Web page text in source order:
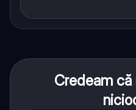
Credeam că